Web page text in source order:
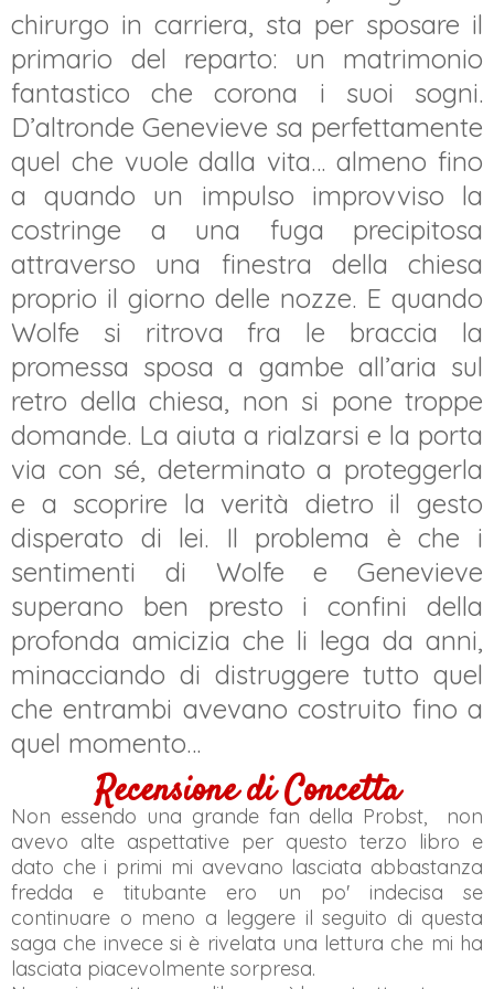
chirurgo in carriera, sta per sposare il
primario del reparto: un matrimonio
fantastico che corona i suoi sogni.
D’altronde Genevieve sa perfettamente
quel che vuole dalla vita… almeno fino
a quando un impulso improvviso la
costringe a una fuga precipitosa
attraverso una finestra della chiesa
proprio il giorno delle nozze. E quando
Wolfe si ritrova fra le braccia la
promessa sposa a gambe all’aria sul
retro della chiesa, non si pone troppe
domande. La aiuta a rialzarsi e la porta
via con sé, determinato a proteggerla
e a scoprire la verità dietro il gesto
disperato di lei. Il problema è che i
sentimenti di Wolfe e Genevieve
superano ben presto i confini della
profonda amicizia che li lega da anni,
minacciando di distruggere tutto quel
che entrambi avevano costruito fino a
quel momento…
Recensione di Concetta
Non essendo una grande fan della Probst, non
avevo alte aspettative per questo terzo libro e
dato che i primi mi avevano lasciata abbastanza
fredda e titubante ero un po' indecisa se
continuare o meno a leggere il seguito di questa
saga che invece si è rivelata una lettura che mi ha
lasciata piacevolmente sorpresa.